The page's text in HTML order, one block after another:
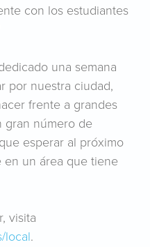
con los estudiantes
una semana
por nuestra ciudad,
frente a grandes
gran número de
esperar al próximo
en un área que tiene
visita
local.